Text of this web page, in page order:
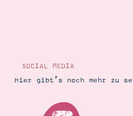
SOCIAL MEDIA
Hier gibt’s noch mehr zu